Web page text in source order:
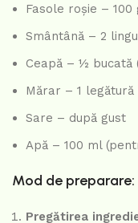
Fasole roșie – 100
Smântână – 2
Ceapă – ½ bucată
Mărar – 1 legătură
Sare – după gust
Apă – 100 ml
Mod de preparare:
Pregătirea